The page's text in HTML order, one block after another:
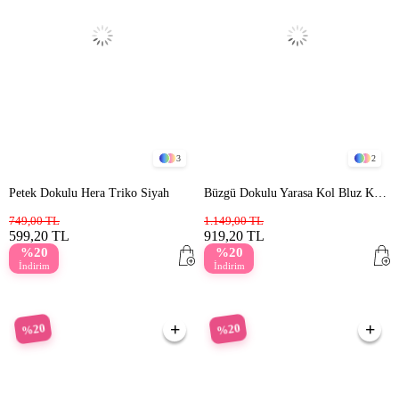
3
Petek Dokulu Hera Triko Siyah
599,20 TL
749,00 TL
%20
İndirim
2
919,20 TL
1.149,00 TL
%20
İndirim
%20 %20